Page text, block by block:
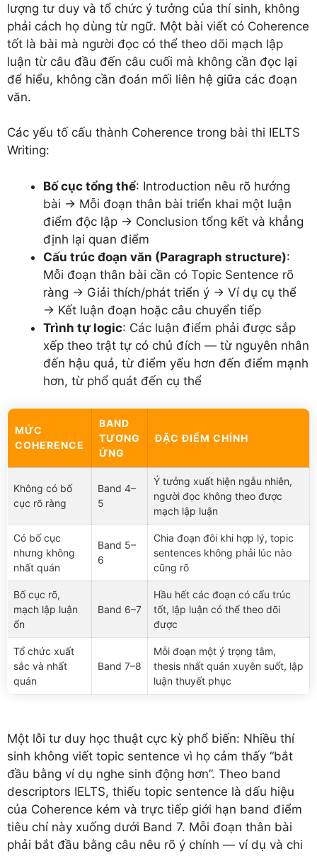
lượng tư duy và tổ chức ý tưởng của thí sinh, không
phải cách họ dùng từ ngữ. Một bài viết có Coherence
tốt là bài mà người đọc có thể theo dõi mạch lập
luận từ câu đầu đến câu cuối mà không cần đọc lại
để hiểu, không cần đoán mối liên hệ giữa các đoạn
văn.
Các yếu tố cấu thành Coherence trong bài thi IELTS
Writing:
Bố cục tổng thể: Introduction nêu rõ hướng
bài → Mỗi đoạn thân bài triển khai một luận
điểm độc lập → Conclusion tổng kết và khẳng
định lại quan điểm
Cấu trúc đoạn văn (Paragraph structure):
Mỗi đoạn thân bài cần có Topic Sentence rõ
ràng → Giải thích/phát triển ý → Ví dụ cụ thể
→ Kết luận đoạn hoặc câu chuyển tiếp
Trình tự logic: Các luận điểm phải được sắp
xếp theo trật tự có chủ đích — từ nguyên nhân
đến hậu quả, từ điểm yếu hơn đến điểm mạnh
hơn, từ phổ quát đến cụ thể
MỨC
COHERENCE
BAND
TƯƠNG
ỨNG
ĐẶC ĐIỂM CHÍNH
Không có bố
cục rõ ràng
Band 4–
5
Ý tưởng xuất hiện ngẫu nhiên,
người đọc không theo được
mạch lập luận
Có bố cục
nhưng không
nhất quán
Band 5–
6
Chia đoạn đôi khi hợp lý, topic
sentences không phải lúc nào
cũng rõ
Bố cục rõ,
mạch lập luận
ổn
Band 6–7
Hầu hết các đoạn có cấu trúc
tốt, lập luận có thể theo dõi
được
Tổ chức xuất
sắc và nhất
quán
Band 7–8
Mỗi đoạn một ý trọng tâm,
thesis nhất quán xuyên suốt, lập
luận thuyết phục
Một lỗi tư duy học thuật cực kỳ phổ biến: Nhiều thí
sinh không viết topic sentence vì họ cảm thấy “bắt
đầu bằng ví dụ nghe sinh động hơn”. Theo band
descriptors IELTS, thiếu topic sentence là dấu hiệu
của Coherence kém và trực tiếp giới hạn band điểm
tiêu chí này xuống dưới Band 7. Mỗi đoạn thân bài
phải bắt đầu bằng câu nêu rõ ý chính — ví dụ và chi